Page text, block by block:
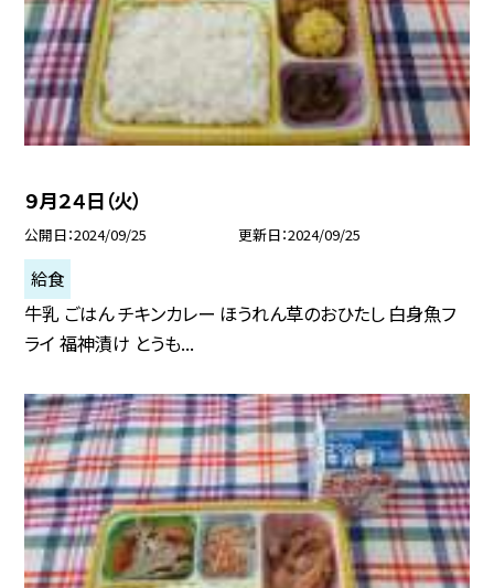
９月２４日（火）
公開日 2024/09/25 更新日 2024/09/25
給食
牛乳 ごはん チキンカレー ほうれん草のおひたし 白身魚フ
ライ 福神漬け とうも...